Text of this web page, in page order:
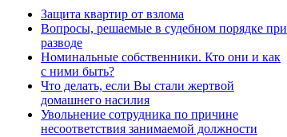
Защита квартир от взлома
Вопросы, решаемые в судебном порядке при
разводе
Номинальные собственники. Кто они и как
с ними быть?
Что делать, если Вы стали жертвой
домашнего насилия
Увольнение сотрудника по причине
несоответствия занимаемой должности